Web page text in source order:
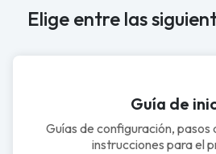
Elige entre las
Guía de
Guías de configuración, pasos
instrucciones para el